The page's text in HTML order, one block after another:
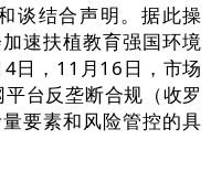
谈结合声明。据此操
速扶植教育强国环境
日，11月16日，市场
台反垄断合规（收罗
要素和风险管控的具